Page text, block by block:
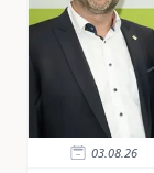
03.08.26